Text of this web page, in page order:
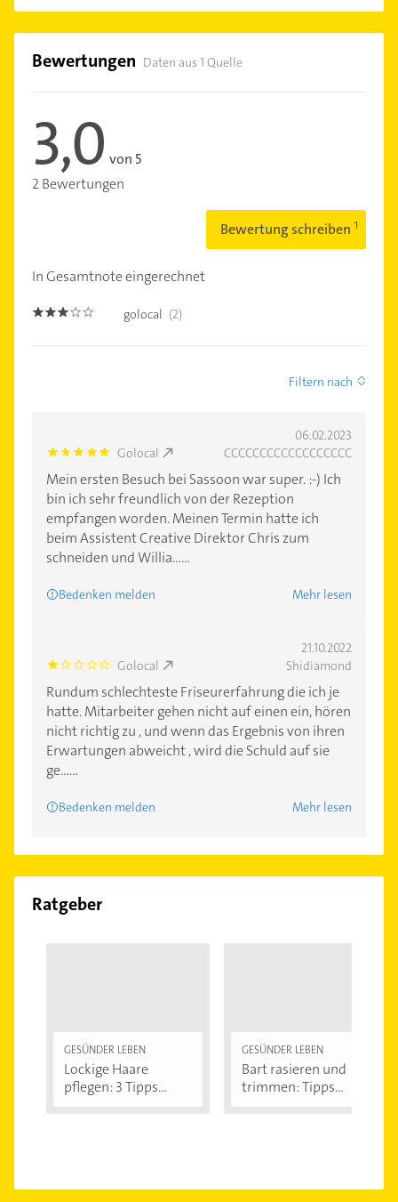
Bewertungen Daten aus 1 Quelle
3,0 von 5
2 Bewertungen
Bewertung schreiben
In Gesamtnote eingerechnet
3.0 golocal (2)
Filtern nach
06.02.2023
5.0 Golocal CCCCCCCCCCCCCCCCCC
Mein ersten Besuch bei Sassoon war super. :-) Ich
bin ich sehr freundlich von der Rezeption
empfangen worden. Meinen Termin hatte ich
beim Assistent Creative Direktor Chris zum
schneiden und Willia......
Bedenken melden Mehr lesen
21.10.2022
1.0 Golocal Shidiamond
Rundum schlechteste Friseurerfahrung die ich je
hatte. Mitarbeiter gehen nicht auf einen ein, hören
nicht richtig zu , und wenn das Ergebnis von ihren
Erwartungen abweicht , wird die Schuld auf sie
ge......
Bedenken melden Mehr lesen
Ratgeber
GESÜNDER LEBEN
Lockige Haare
pflegen: 3 Tipps...
GESÜNDER LEBEN
Bart rasieren und
trimmen: Tipps...